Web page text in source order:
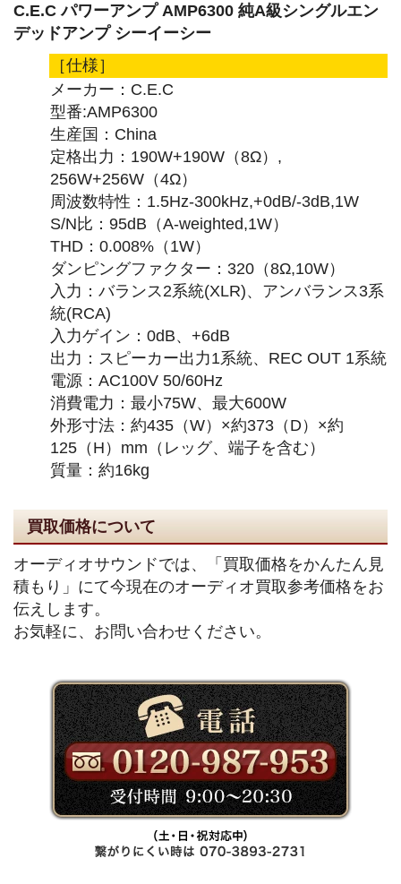
C.E.C パワーアンプ AMP6300 純A級シングルエン
デッドアンプ シーイーシー
［仕様］
メーカー：C.E.C
型番:AMP6300
生産国：China
定格出力：190W+190W（8Ω）,
256W+256W（4Ω）
周波数特性：1.5Hz-300kHz,+0dB/-3dB,1W
S/N比：95dB（A-weighted,1W）
THD：0.008%（1W）
ダンピングファクター：320（8Ω,10W）
入力：バランス2系統(XLR)、アンバランス3系
統(RCA)
入力ゲイン：0dB、+6dB
出力：スピーカー出力1系統、REC OUT 1系統
電源：AC100V 50/60Hz
消費電力：最小75W、最大600W
外形寸法：約435（W）×約373（D）×約
125（H）mm（レッグ、端子を含む）
質量：約16kg
買取価格について
オーディオサウンドでは、「買取価格をかんたん見
積もり」にて今現在のオーディオ買取参考価格をお
伝えします。
お気軽に、お問い合わせください。